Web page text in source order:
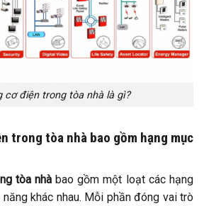
cơ điện trong tòa nhà là gì?
trong tòa nhà bao gồm hạng mục
tòa nhà bao gồm một loạt các hạng
khác nhau. Mỗi phần đóng vai trò